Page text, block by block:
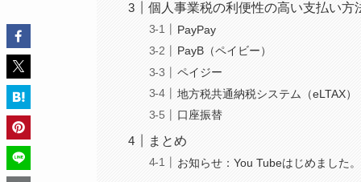
個人事業税の利便性の高い支払い方
PayPay
PayB（ペイビー）
ペイジー
地方税共通納税システム（eLTAX）
口座振替
まとめ
お知らせ：You Tubeはじめました。